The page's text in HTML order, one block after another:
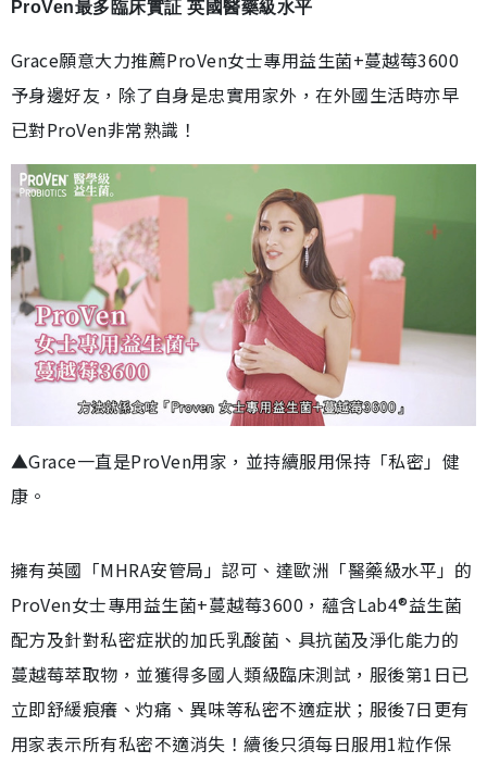
ProVen最多臨床實証 英國醫藥級水平
Grace願意大力推薦ProVen女士專用益生菌+蔓越莓3600
予身邊好友，除了自身是忠實用家外，在外國生活時亦早
已對ProVen非常熟識！
▲Grace一直是ProVen用家，並持續服用保持「私密」健
康。
擁有英國「MHRA安管局」認可、達歐洲「醫藥級水平」的
ProVen女士專用益生菌+蔓越莓3600，蘊含Lab4®益生菌
配方及針對私密症狀的加氏乳酸菌、具抗菌及淨化能力的
蔓越莓萃取物，並獲得多國人類級臨床測試，服後第1日已
立即舒緩痕癢、灼痛、異味等私密不適症狀；服後7日更有
用家表示所有私密不適消失！續後只須每日服用1粒作保